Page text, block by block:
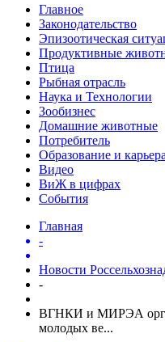
Главное
Законодательство
Эпизоотическая
Продуктивные
Птица
Рыбная отрасль
Наука и Технологии
Зообизнес
Домашние животные
Потребитель
Образование и карьера
Видео
ВиЖ в цифрах
События
Главная
-
Новости
-
ВГНКИ и МИРЭА
молодых ве...